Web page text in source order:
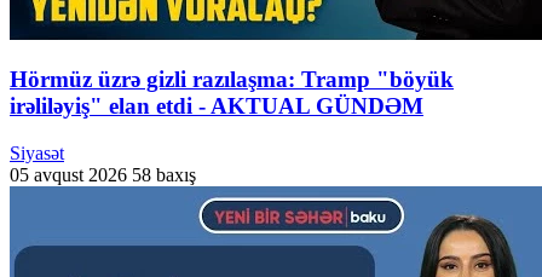
Hörmüz üzrə gizli razılaşma: Tramp "böyük
irəliləyiş" elan etdi - AKTUAL GÜNDƏM
Siyasət
05 avqust 2026 58 baxış